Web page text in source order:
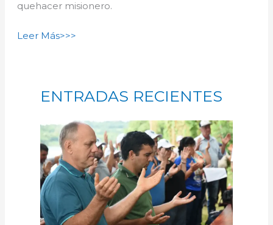
quehacer misionero.
Leer Más>>>
ENTRADAS RECIENTES